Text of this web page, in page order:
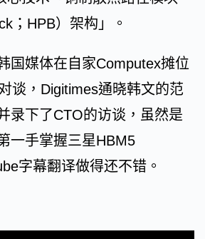
；HPB）架构」。
国媒体在自家Computex摊位
谈，Digitimes通晓韩文的范
录下了CTO的访谈，虽然是
一手掌握三星HBM5
字幕翻译做得还不错。